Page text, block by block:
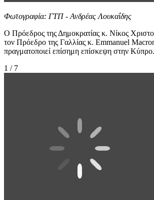
Φωτογραφία: ΓΤΠ - Ανδρέας Λουκαΐδης
Ο Πρόεδρος της Δημοκρατίας κ. Νίκος
τον Πρόεδρο της Γαλλίας κ. Emmanuel
πραγματοποιεί επίσημη επίσκεψη στην Κύπρο.
1 / 7